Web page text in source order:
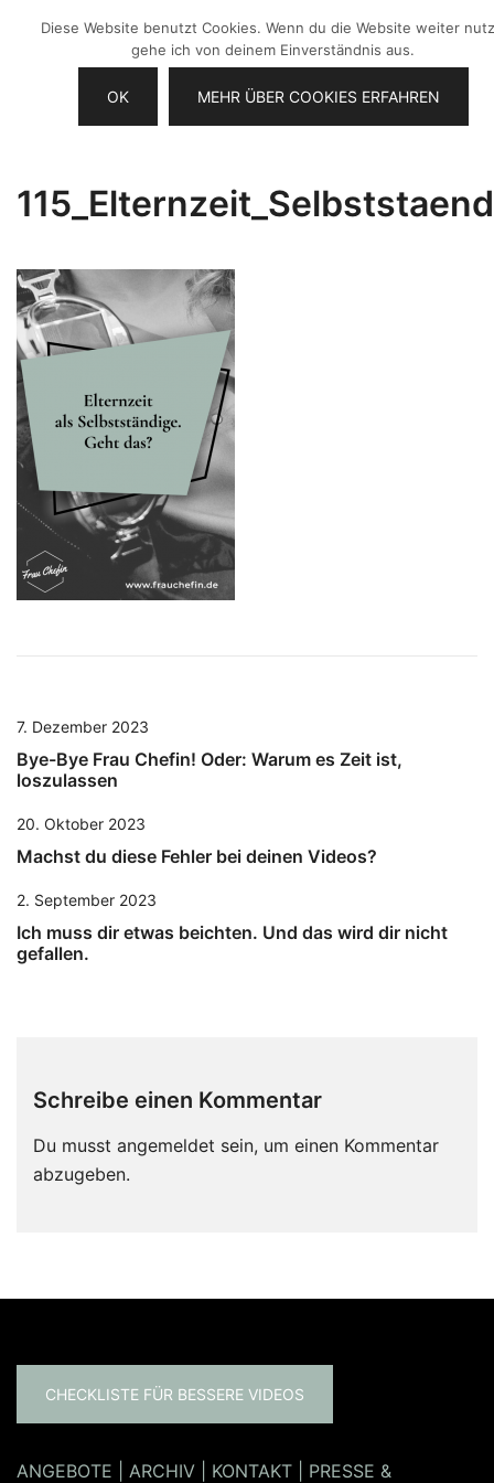
7. Dezember 2023
Bye-Bye Frau Chefin! Oder: Warum es Zeit ist,
loszulassen
20. Oktober 2023
Machst du diese Fehler bei deinen Videos?
2. September 2023
Ich muss dir etwas beichten. Und das wird dir nicht
gefallen.
Schreibe einen Kommentar
Du musst angemeldet sein, um einen Kommentar
abzugeben.
CHECKLISTE FÜR BESSERE VIDEOS
ANGEBOTE ARCHIV KONTAKT PRESSE &
Diese Website benutzt Cookies. Wenn du die Website weiter
gehe ich von deinem Einverständnis aus.
OK MEHR ÜBER COOKIES ERFAHREN